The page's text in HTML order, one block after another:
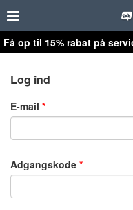
Få op til 15% rabat på
Log ind
E-mail
Adgangskode